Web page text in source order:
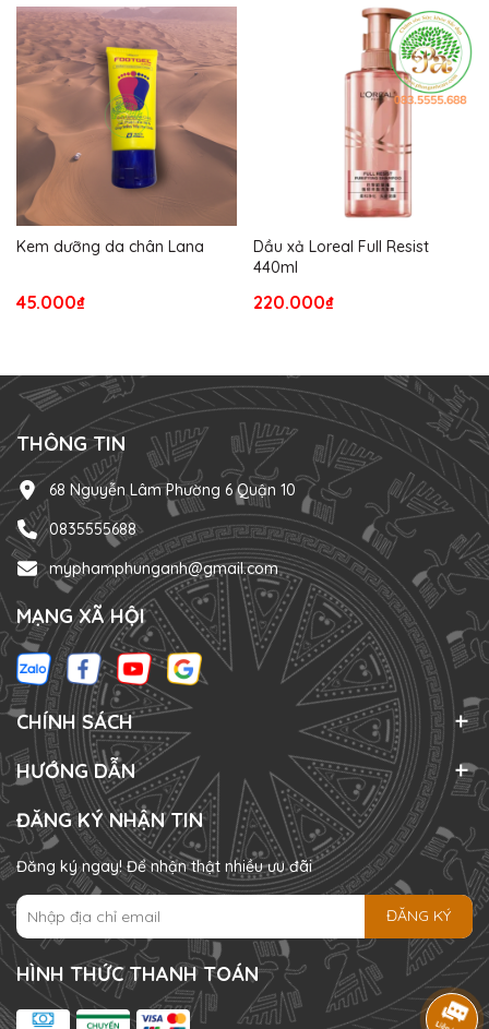
Kem dưỡng da chân Lana
45.000₫
Dầu xả Loreal Full Resist
440ml
220.000₫
THÔNG TIN
68 Nguyễn Lâm Phường 6 Quận 10
0835555688
myphamphunganh@gmail.com
MẠNG XÃ HỘI
CHÍNH SÁCH
HƯỚNG DẪN
ĐĂNG KÝ NHẬN TIN
Đăng ký ngay! Để nhận thật nhiều ưu đãi
ĐĂNG KÝ
HÌNH THỨC THANH TOÁN